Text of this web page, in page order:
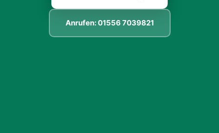
Anrufen: 01556 7039821